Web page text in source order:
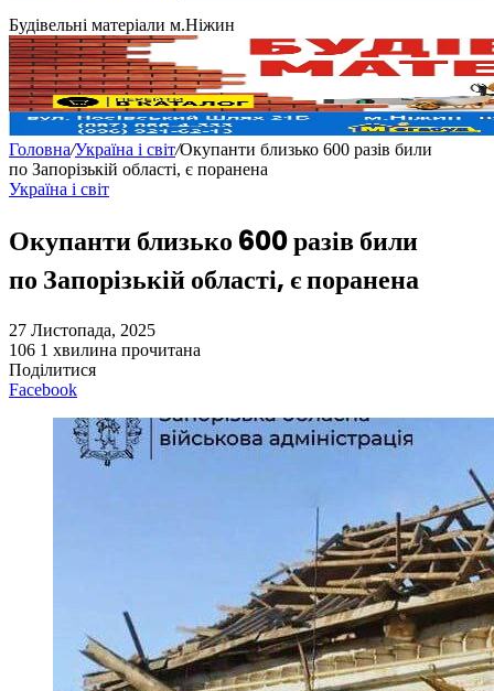
Будівельні матеріали м.Ніжин
Головна/Україна і світ/Окупанти близько 600 разів били
по Запорізькій області, є поранена
Україна і світ
Окупанти близько 600 разів били
по Запорізькій області, є поранена
27 Листопада, 2025
106 1 хвилина прочитана
Поділитися
Facebook